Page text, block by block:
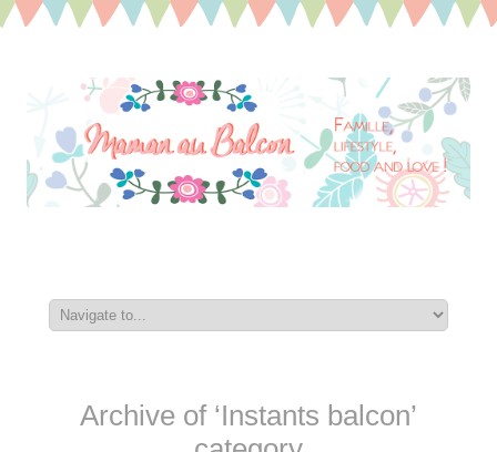
Archive of ‘Instants balcon’